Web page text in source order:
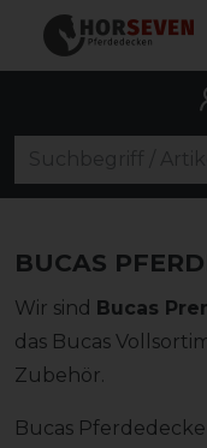
BUCAS
Wir sind Bucas
das Bucas
Zubehör.
Bucas